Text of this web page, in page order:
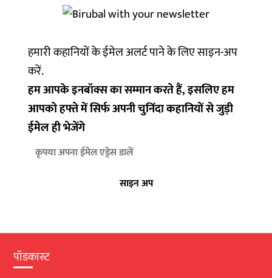
हमारी कहानियों के ईमेल अलर्ट पाने के लिए साइन-अप
करें.
हम आपके इनबॉक्स का सम्मान करते हैं, इसलिए हम
आपको हफ्ते में सिर्फ अपनी चुनिंदा कहानियों से जुड़ी
ईमेल ही भेजेंगे
साइन अप
पॉडकास्ट